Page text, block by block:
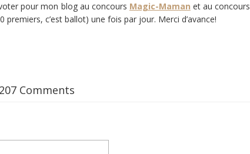
pour mon blog au concours Magic-Maman et au concours
c’est ballot) une fois par jour. Merci d’avance!
207 Comments